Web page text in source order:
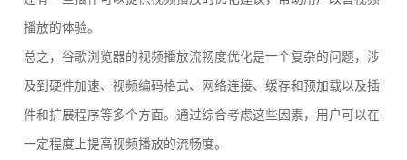
播放的体验。
总之，谷歌浏览器的视频播放流畅度优化是一个复杂的问题，涉
及到硬件加速、视频编码格式、网络连接、缓存和预加载以及插
件和扩展程序等多个方面。通过综合考虑这些因素，用户可以在
一定程度上提高视频播放的流畅度。